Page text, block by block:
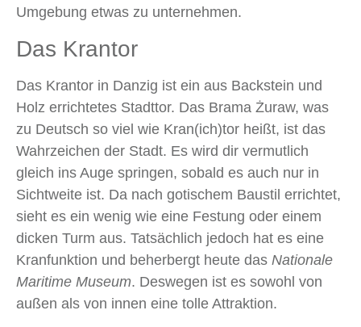
Umgebung etwas zu unternehmen.
Das Krantor
Das Krantor in Danzig ist ein aus Backstein und
Holz errichtetes Stadttor. Das Brama Żuraw, was
zu Deutsch so viel wie Kran(ich)tor heißt, ist das
Wahrzeichen der Stadt. Es wird dir vermutlich
gleich ins Auge springen, sobald es auch nur in
Sichtweite ist. Da nach gotischem Baustil errichtet,
sieht es ein wenig wie eine Festung oder einem
dicken Turm aus. Tatsächlich jedoch hat es eine
Kranfunktion und beherbergt heute das Nationale
Maritime Museum. Deswegen ist es sowohl von
außen als von innen eine tolle Attraktion.